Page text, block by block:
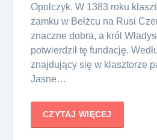
Opolczyk. W 1383 roku
zamku w Bełżcu na Rusi
znaczne dobra, a król
potwierdził tę fundację.
znajdujący się w klasztorze
Jasne…
CZYTAJ WIĘCEJ